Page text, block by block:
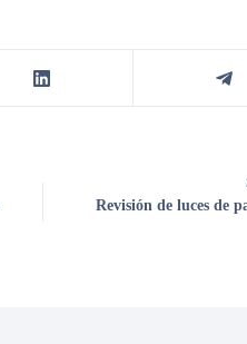
Revisión de luces de